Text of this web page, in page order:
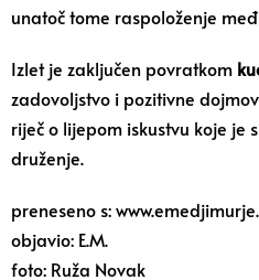
unatoč tome raspoloženje
Izlet je zaključen povratkom
zadovoljstvo i pozitivne
riječ o lijepom iskustvu koje je
druženje.
preneseno s:
objavio: E.M.
foto: Ruža Novak